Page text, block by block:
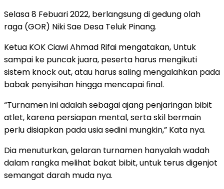
Selasa 8 Febuari 2022, berlangsung di gedung olah
raga (GOR) Niki Sae Desa Teluk Pinang.
Ketua KOK Ciawi Ahmad Rifai mengatakan, Untuk
sampai ke puncak juara, peserta harus mengikuti
sistem knock out, atau harus saling mengalahkan pada
babak penyisihan hingga mencapai final.
“Turnamen ini adalah sebagai ajang penjaringan bibit
atlet, karena persiapan mental, serta skil bermain
perlu disiapkan pada usia sedini mungkin,” Kata nya.
Dia menuturkan, gelaran turnamen hanyalah wadah
dalam rangka melihat bakat bibit, untuk terus digenjot
semangat darah muda nya.